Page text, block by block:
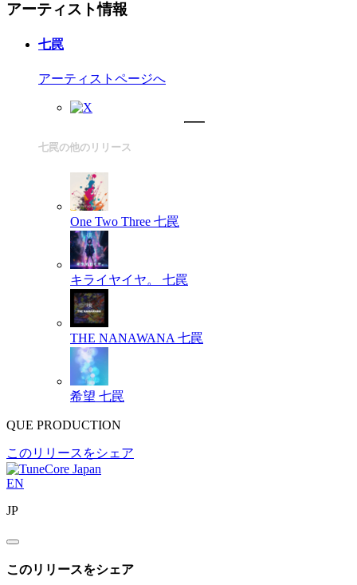
アーティスト情報
七罠
アーティストページへ
七罠の他のリリース
One Two Three 七罠
キライヤイヤ。 七罠
THE NANAWANA 七罠
希望 七罠
QUE PRODUCTION
このリリースをシェア
EN
JP
このリリースをシェア